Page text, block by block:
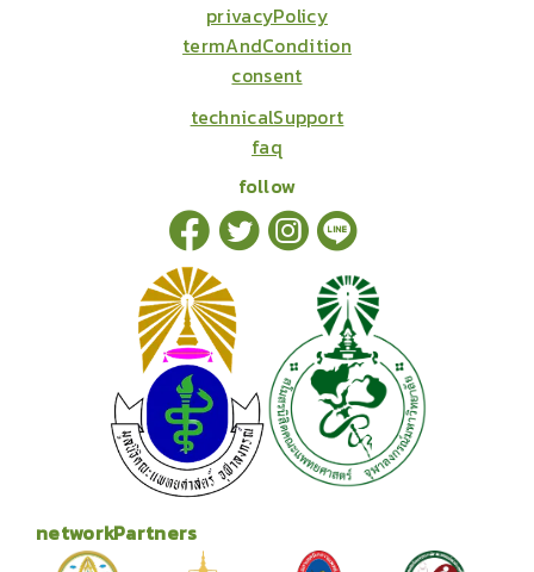
privacyPolicy
termAndCondition
consent
technicalSupport
faq
follow
networkPartners